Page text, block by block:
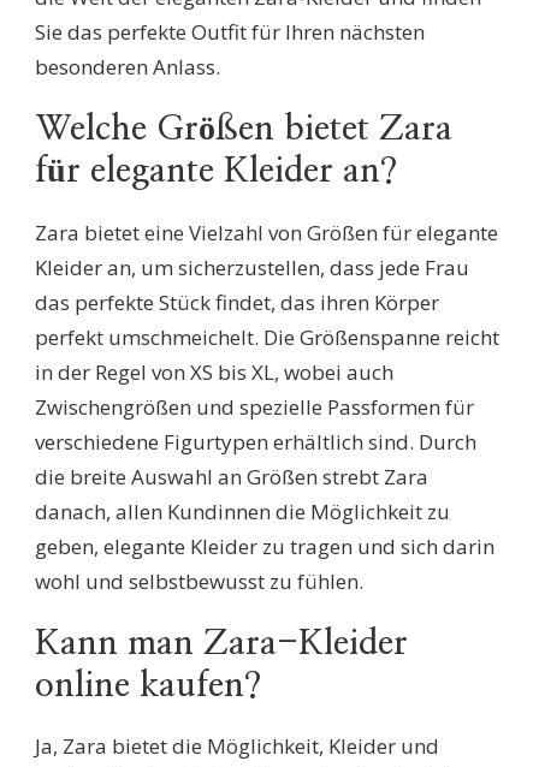
Sie das perfekte Outfit für Ihren nächsten
besonderen Anlass.
Welche Größen bietet Zara
für elegante Kleider an?
Zara bietet eine Vielzahl von Größen für elegante
Kleider an, um sicherzustellen, dass jede Frau
das perfekte Stück findet, das ihren Körper
perfekt umschmeichelt. Die Größenspanne reicht
in der Regel von XS bis XL, wobei auch
Zwischengrößen und spezielle Passformen für
verschiedene Figurtypen erhältlich sind. Durch
die breite Auswahl an Größen strebt Zara
danach, allen Kundinnen die Möglichkeit zu
geben, elegante Kleider zu tragen und sich darin
wohl und selbstbewusst zu fühlen.
Kann man Zara-Kleider
online kaufen?
Ja, Zara bietet die Möglichkeit, Kleider und